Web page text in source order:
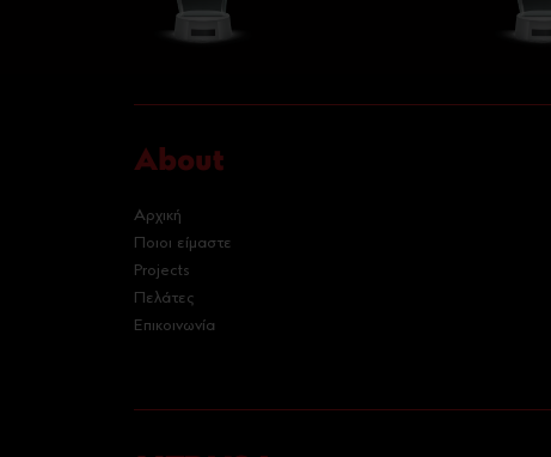
About
Αρχική
Ποιοι είμαστε
Projects
Πελάτες
Επικοινωνία